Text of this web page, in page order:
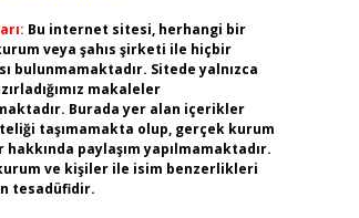
Bu internet sitesi, herhangi bir
veya şahıs şirketi ile hiçbir
bulunmamaktadır. Sitede yalnızca
makaleler
Burada yer alan içerikler
taşımamakta olup, gerçek kurum
paylaşım yapılmamaktadır.
ve kişiler ile isim benzerlikleri
tesadüfidir.